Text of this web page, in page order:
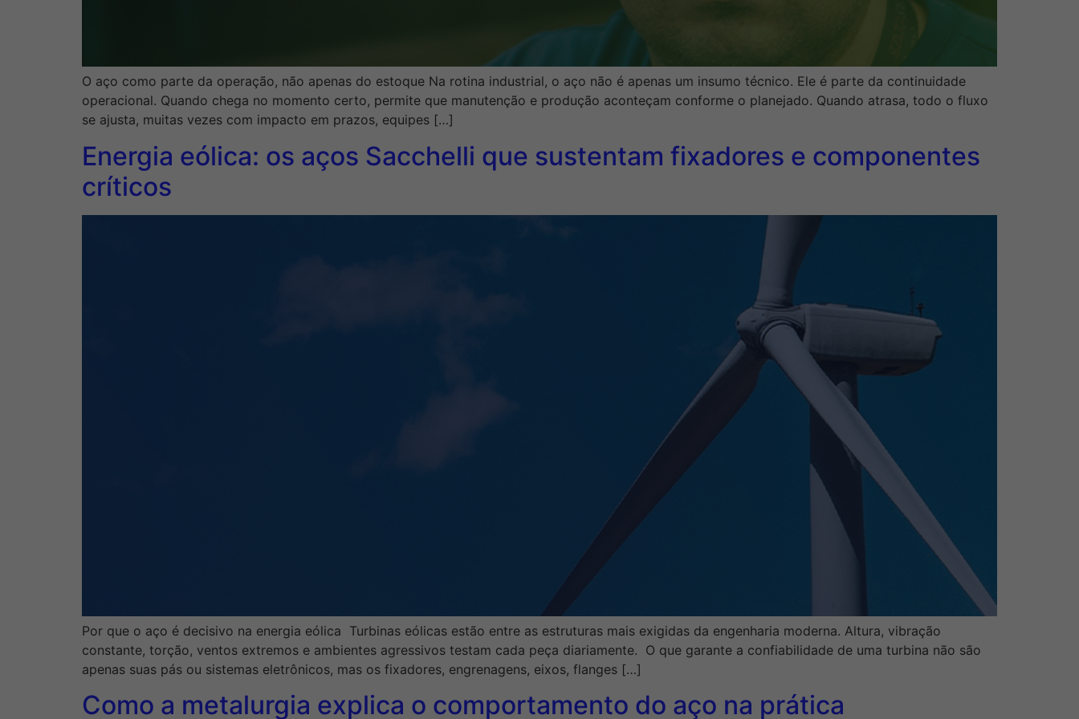
O aço como parte da operação, não apenas do estoque Na rotina industrial, o aço não é apenas um insumo técnico. Ele é parte da continuidade
operacional. Quando chega no momento certo, permite que manutenção e produção aconteçam conforme o planejado. Quando atrasa, todo o fluxo
se ajusta, muitas vezes com impacto em prazos, equipes […]
Energia eólica: os aços Sacchelli que sustentam fixadores e componentes
críticos
Por que o aço é decisivo na energia eólica Turbinas eólicas estão entre as estruturas mais exigidas da engenharia moderna. Altura, vibração
constante, torção, ventos extremos e ambientes agressivos testam cada peça diariamente. O que garante a confiabilidade de uma turbina não são
apenas suas pás ou sistemas eletrônicos, mas os fixadores, engrenagens, eixos, flanges […]
Como a metalurgia explica o comportamento do aço na prática